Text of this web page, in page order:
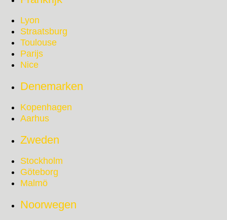
Lyon
Straatsburg
Toulouse
Parijs
Nice
Denemarken
Kopenhagen
Aarhus
Zweden
Stockholm
Göteborg
Malmö
Noorwegen